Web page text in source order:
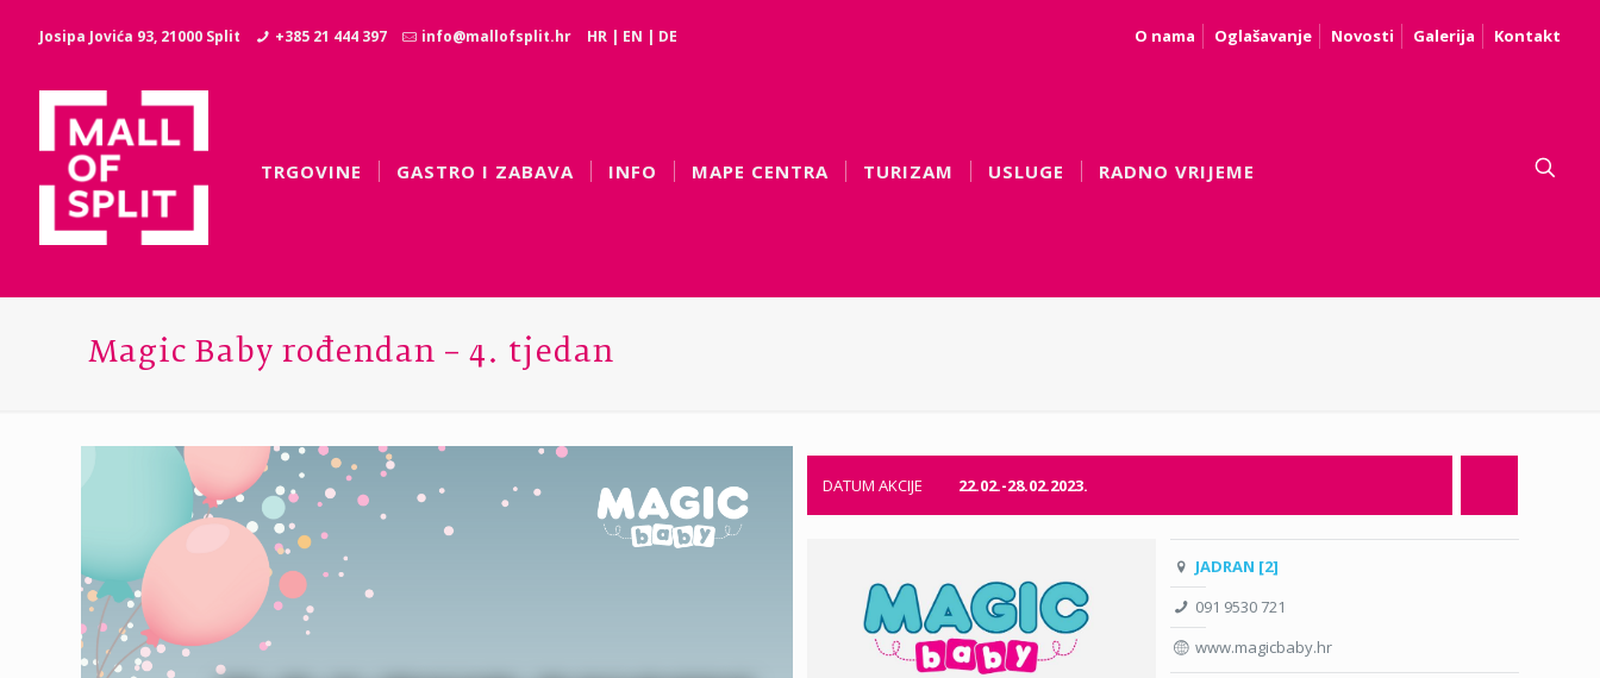
Josipa Jovića 93, 21000 Split +385 21 444 397 info@mallofsplit.hr HR | EN | DE O nama Oglašavanje Novosti Galerija Kontakt
TRGOVINE GASTRO I ZABAVA INFO MAPE CENTRA TURIZAM USLUGE RADNO VRIJEME
Magic Baby rođendan – 4. tjedan
DATUM AKCIJE 22.02.-28.02.2023.
JADRAN [2]
091 9530 721
www.magicbaby.hr